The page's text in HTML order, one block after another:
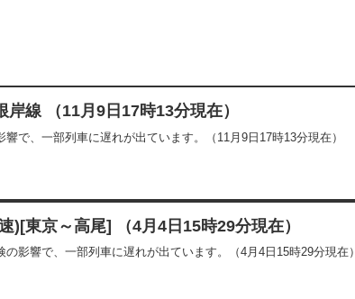
岸線 （11月9日17時13分現在）
で、一部列車に遅れが出ています。（11月9日17時13分現在）
)[東京～高尾] （4月4日15時29分現在）
影響で、一部列車に遅れが出ています。（4月4日15時29分現在）